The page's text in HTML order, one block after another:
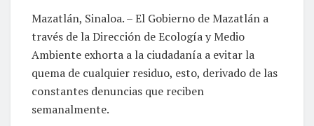
Mazatlán, Sinaloa. – El Gobierno de Mazatlán a
través de la Dirección de Ecología y Medio
Ambiente exhorta a la ciudadanía a evitar la
quema de cualquier residuo, esto, derivado de las
constantes denuncias que reciben
semanalmente.